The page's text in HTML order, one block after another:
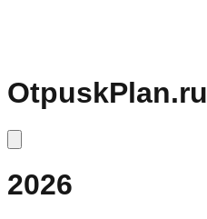
OtpuskPlan.ru
2026